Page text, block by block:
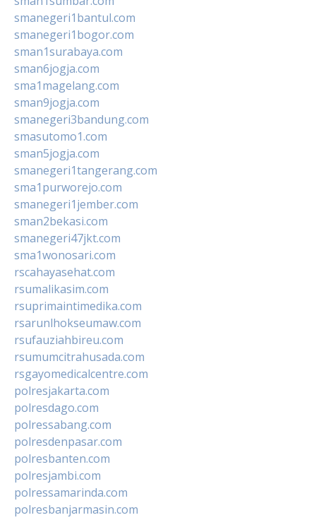
smanegeri1bantul.com
smanegeri1bogor.com
sman1surabaya.com
sman6jogja.com
sma1magelang.com
sman9jogja.com
smanegeri3bandung.com
smasutomo1.com
sman5jogja.com
smanegeri1tangerang.com
sma1purworejo.com
smanegeri1jember.com
sman2bekasi.com
smanegeri47jkt.com
sma1wonosari.com
rscahayasehat.com
rsumalikasim.com
rsuprimaintimedika.com
rsarunlhokseumaw.com
rsufauziahbireu.com
rsumumcitrahusada.com
rsgayomedicalcentre.com
polresjakarta.com
polresdago.com
polressabang.com
polresdenpasar.com
polresbanten.com
polresjambi.com
polressamarinda.com
polresbanjarmasin.com